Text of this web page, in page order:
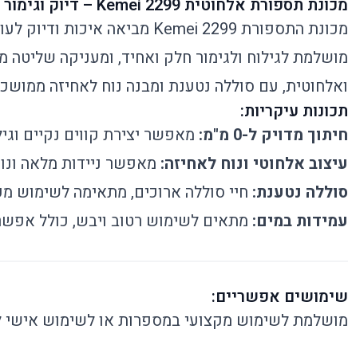
מכונת תספורת אלחוטית Kemei 2299 – דיוק וגימור מקצועי במגע קל (כותרת)
מושלמת לגילוח ולגימור חלק ואחיד, ומעניקה
ואלחוטית, עם סוללה נטענת ומבנה נוח לאחיזה
תכונות עיקריות:
חיתוך מדויק ל-0 מ"מ:
מאפשר יצירת קווים נקיים
עיצוב אלחוטי ונוח לאחיזה: מאפשר ניידות מלאה
סוללה נטענת: חיי סוללה ארוכים, מתאימה לשימוש
עמידות במים: מתאים לשימוש רטוב ויבש, כולל
שימושים אפשריים:
מושלמת לשימוש מקצועי במספרות או לשימוש אישי